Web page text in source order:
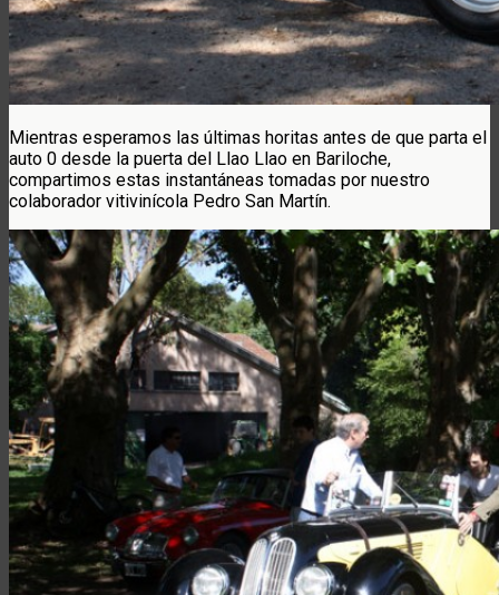
Mientras esperamos las últimas horitas antes de que parta el
auto 0 desde la puerta del Llao Llao en Bariloche,
compartimos estas instantáneas tomadas por nuestro
colaborador vitivinícola Pedro San Martín.